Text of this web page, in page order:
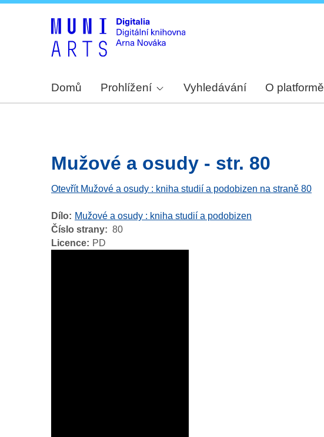
Domů Prohlížení Vyhledávání O platformě
Mužové a osudy - str. 80
Otevřít Mužové a osudy : kniha studií a podobizen na straně 80
Dílo
Mužové a osudy : kniha studií a podobizen
Číslo strany
80
Licence
PD